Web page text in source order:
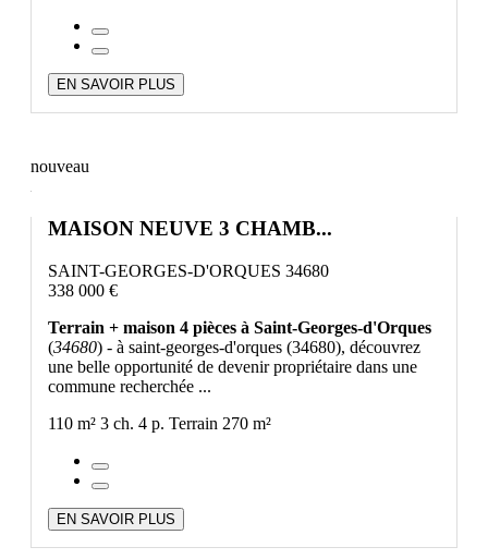
EN SAVOIR PLUS
nouveau
MAISON NEUVE 3 CHAMB...
SAINT-GEORGES-D'ORQUES 34680
338 000 €
Terrain + maison 4 pièces à Saint-Georges-d'Orques
(34680) - à saint-georges-d'orques (34680), découvrez
une belle opportunité de devenir propriétaire dans une
commune recherchée ...
110 m² 3 ch. 4 p. Terrain 270 m²
EN SAVOIR PLUS